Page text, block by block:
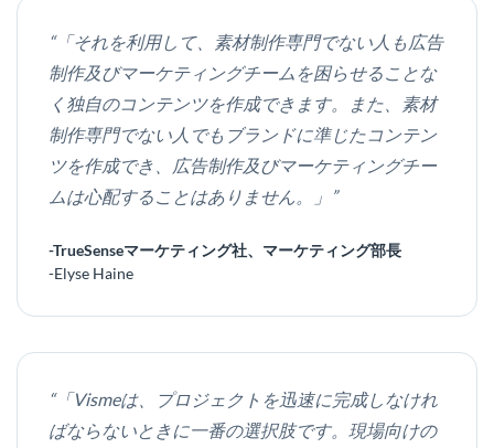
“「それを利用して、素材制作専門でない人も広告
制作及びマーケティングチームを困らせることな
く独自のコンテンツを作成できます。また、素材
制作専門でない人でもブランドに準じたコンテン
ツを作成でき、広告制作及びマーケティングチー
ムは心配することはありません。」”
-TrueSenseマーケティング社、マーケティング部長
-Elyse Haine
“「Vismeは、プロジェクトを迅速に完成しなけれ
ばならないときに一番の選択肢です。現場向けの